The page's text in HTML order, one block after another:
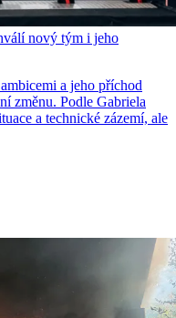
nový tým i jeho
a jeho příchod
změnu. Podle Gabriela
a technické zázemí, ale